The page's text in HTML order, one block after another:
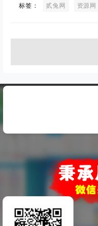
标签： 贰兔网 资源网